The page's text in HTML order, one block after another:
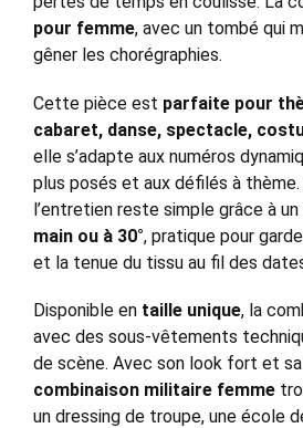
pour femme, avec un tombé qui
gêner les chorégraphies.
Cette pièce est parfaite pour
cabaret, danse, spectacle,
elle s’adapte aux numéros
plus posés et aux défilés à thème.
l’entretien reste simple grâce à un
main ou à 30°, pratique pour
et la tenue du tissu au fil des
Disponible en taille unique, la
avec des sous-vêtements
de scène. Avec son look fort et
combinaison militaire femme
un dressing de troupe, une école